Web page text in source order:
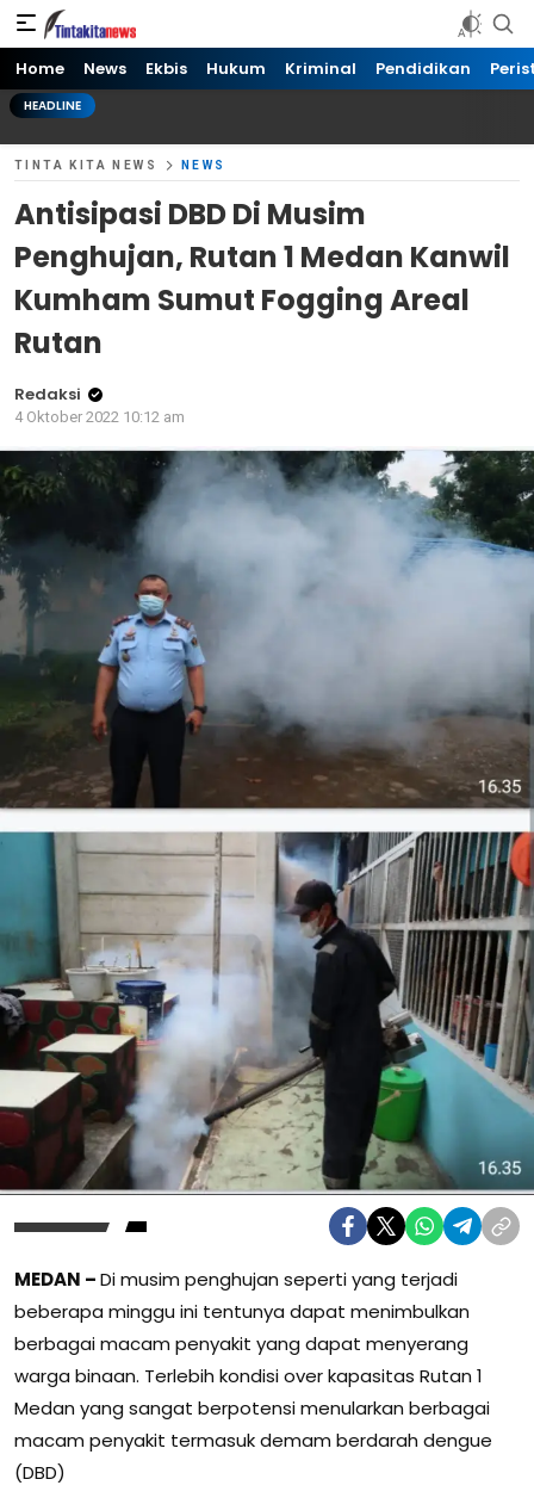
Tinta kita News
Informasi Terkini
Home News Ekbis Hukum Kriminal Pendidikan
HEADLINE
TINTA KITA NEWS NEWS
Antisipasi DBD Di Musim
Penghujan, Rutan 1 Medan Kanwil
Kumham Sumut Fogging Areal
Rutan
Redaksi
4 Oktober 2022 10:12 am
MEDAN –Di musim penghujan seperti yang terjadi
beberapa minggu ini tentunya dapat menimbulkan
berbagai macam penyakit yang dapat menyerang
warga binaan. Terlebih kondisi over kapasitas Rutan 1
Medan yang sangat berpotensi menularkan berbagai
macam penyakit termasuk demam berdarah dengue
(DBD)